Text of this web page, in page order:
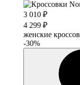
3 010 ₽
4 299 ₽
женские
-30%